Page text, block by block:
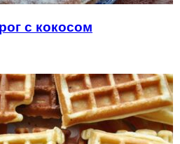
с кокосом